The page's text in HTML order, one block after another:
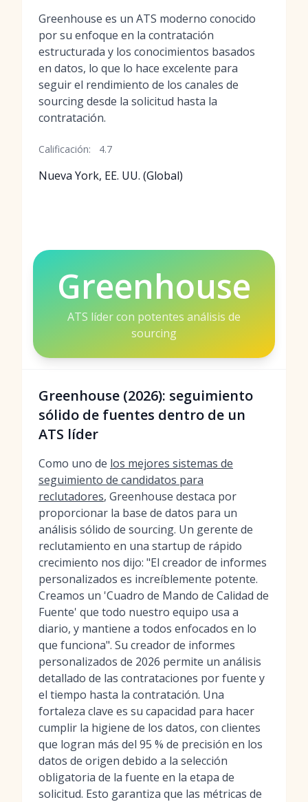
Greenhouse es un ATS moderno conocido
por su enfoque en la contratación
estructurada y los conocimientos basados
en datos, lo que lo hace excelente para
seguir el rendimiento de los canales de
sourcing desde la solicitud hasta la
contratación.
Calificación: 4.7
Nueva York, EE. UU. (Global)
Greenhouse
ATS líder con potentes análisis de
sourcing
Greenhouse (2026): seguimiento
sólido de fuentes dentro de un
ATS líder
Como uno de los mejores sistemas de
seguimiento de candidatos para
reclutadores, Greenhouse destaca por
proporcionar la base de datos para un
análisis sólido de sourcing. Un gerente de
reclutamiento en una startup de rápido
crecimiento nos dijo: "El creador de informes
personalizados es increíblemente potente.
Creamos un 'Cuadro de Mando de Calidad de
Fuente' que todo nuestro equipo usa a
diario, y mantiene a todos enfocados en lo
que funciona". Su creador de informes
personalizados de 2026 permite un análisis
detallado de las contrataciones por fuente y
el tiempo hasta la contratación. Una
fortaleza clave es su capacidad para hacer
cumplir la higiene de los datos, con clientes
que logran más del 95 % de precisión en los
datos de origen debido a la selección
obligatoria de la fuente en la etapa de
solicitud. Esto garantiza que las métricas de